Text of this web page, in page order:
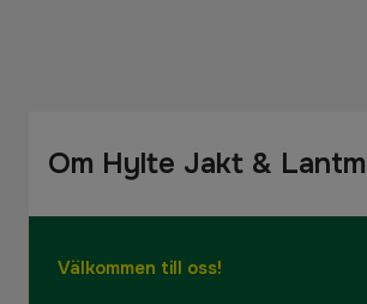
Om Hylte Jakt &
Välkommen till oss!